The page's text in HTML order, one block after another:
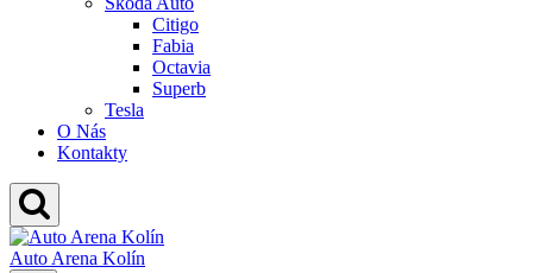
Citigo
Fabia
Octavia
Superb
Tesla
O Nás
Kontakty
Auto Arena Kolín